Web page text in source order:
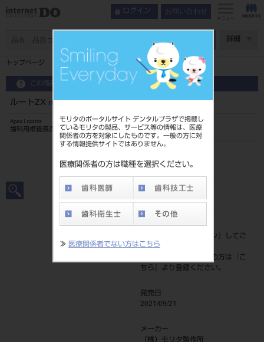
モリタのポータルサイト デンタルプラザで掲載し
ているモリタの製品、サービス等の情報は、医療
関係者の方を対象にしたものです。一般の方に対
する情報提供サイトではありません。
医療関係者の方は職種を選択ください。
≫ 医療関係者でない方はこちら
ログイン お問い合わせ
メニュー
詳細
トップページ ルートZX mini RALホワイト
この商品に関するお問い合わせ
ルートZX mini RALホワイト
Apex Locator
歯科用根管長測定器
201070390RALW
JAN/EANコード
標準価格
ログイン
』してご
覧ください。
ネット会員登録がまだの方は『
こ
ちら
』より登録ください。
発売日
2021/09/21
メーカー
（株）モリタ製作所
インデックス 製品情報